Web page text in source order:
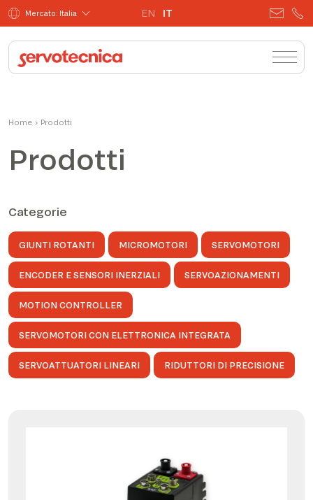
Mercato: Italia EN IT
Home › Prodotti
Prodotti
Categorie
GIUNTI ROTANTI MICROMOTORI SERVOMOTORI
ENCODER E SENSORI INERZIALI SERVOAZIONAMENTI
MOTION CONTROLLER
SERVOMOTORI CON ELETTRONICA INTEGRATA
SERVOATTUATORI LINEARI RIDUTTORI DI PRECISIONE